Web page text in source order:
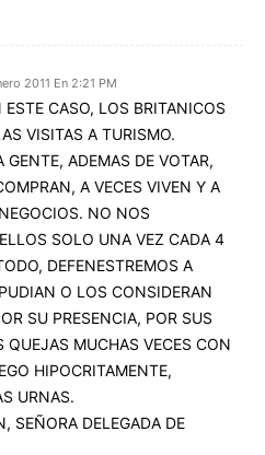
2011 En 2:21 PM
ESTE CASO, LOS BRITANICOS
VISITAS A TURISMO.
GENTE, ADEMAS DE VOTAR,
A VECES VIVEN Y A
NO NOS
SOLO UNA VEZ CADA 4
DEFENESTREMOS A
O LOS CONSIDERAN
SU PRESENCIA, POR SUS
QUEJAS MUCHAS VECES CON
HIPOCRITAMENTE,
URNAS.
SEÑORA DELEGADA DE